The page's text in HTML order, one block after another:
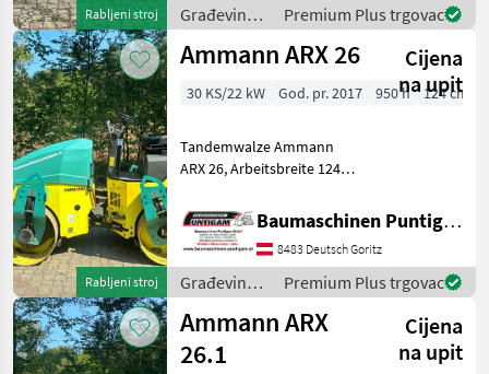
Rabljeni stroj
Sie unsere
Baumaschinenangebote
auc
Građevinski
strojevi /
Ammann
Premium Plus trgovac
Rabljeni stroj
Ammann ARX 26
Cijena
na upit
30 KS/22 kW God. pr. 2017 950 h 124 cm
Tandemwalze Ammann
ARX 26, Arbeitsbreite 124
Baumaschinen Puntigam
GmbH Unser Spezialgebiet:
Ankauf - Verkauf -
Vermietung von Baumaschi
Baumaschinen Puntigam GmbH
8483 Deutsch Goritz
Građevinski
strojevi /
Ammann
Premium Plus trgovac
Ammann ARX
26.1
Cijena
na upit